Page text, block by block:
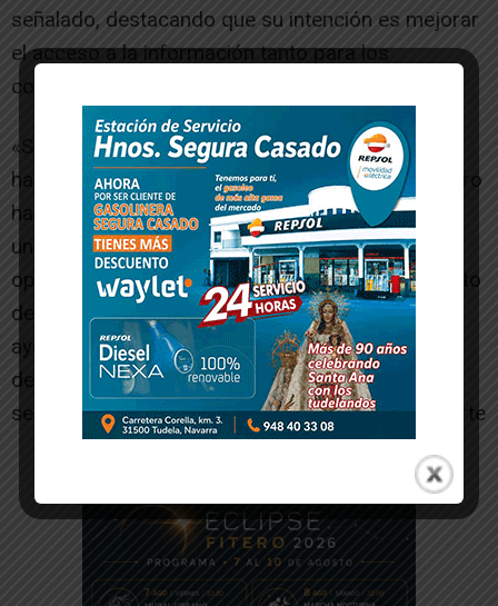
señalado, destacando que su intención es mejorar
el acceso a la información tanto para los
concejales como para la ciudadanía en general.
«Si el señor Toquero no lidera esta mejora, lo
haremos nosotros. Creemos que el señor Toquero
ha conseguido que Tudela sea una capital, pero
una capital de falta de transparencia y de
opacidad, destacando por encima de todo el resto
de ayuntamientos de Navarra, siendo el primer
ayuntamiento en resoluciones admitidas de falta
de transparencia, y eso es responsabilidad del
señor Toquero y del equipo», ha concluido Larrarte